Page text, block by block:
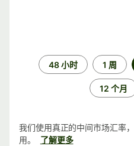
48 小时 1 周
12 个月
我们使用真正的中间市场汇率
用。
了解更多